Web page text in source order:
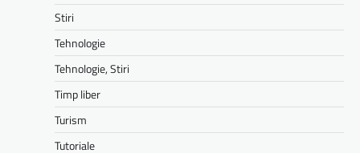
Stiri
Tehnologie
Tehnologie, Stiri
Timp liber
Turism
Tutoriale